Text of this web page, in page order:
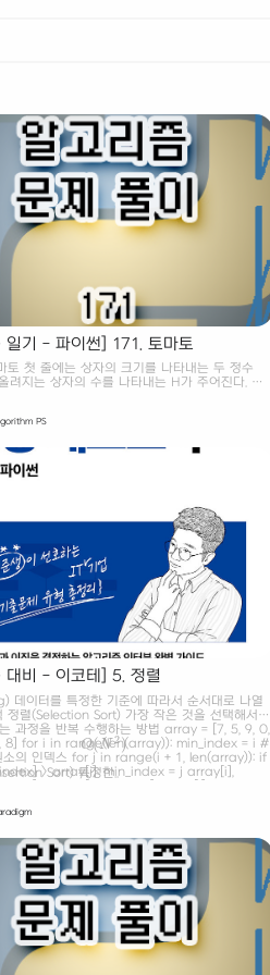
일기 - 파이썬] 171. 토마토
토 첫 줄에는 상자의 크기를 나타내는 두 정수
려지는 상자의 수를 나타내는 H가 주어진다. M
칸의 수, N은 상자의 세로 칸의 수를 나타낸다.
100, 2 ≤ N ≤ 100, www.acmicpc.net
토마토 [파이썬(python) 풀이] 철수의 토마
그림과 같이 격자모양 상자의 칸에 하나씩 넣은 다
수직으로 쌓아 올려서 창고에 보관한다. 창고에 보
들 중에는 잘 익은 것도 있지만, 아직 익지 않은
곳에 있는 익지 않은 토마토들은 익은 토마토의..
PS
대비 - 이코테] 5. 정렬
데이터를 특정한 기준에 따라서 순서대로 나열
정렬(Selection Sort) 가장 작은 것을 선택해서
과정을 반복 수행하는 방법 array = [7, 5, 9, 0,
8] for i in range(len(array)): min_index = i #
소의 인덱스 for j in range(i + 1, len(array)): if
> array[j]: min_index = j array[i],
= array[min_index], array[i] # Swap
간복잡도
O(N2)
O(N2)
Sort) 특정한..